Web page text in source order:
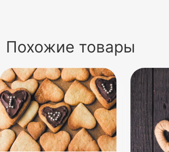
Похожие товары